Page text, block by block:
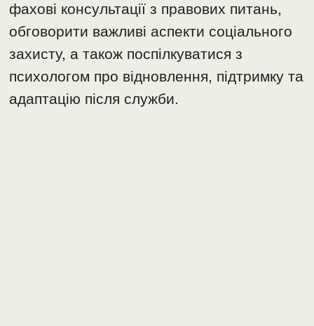
фахові консультації з правових питань,
обговорити важливі аспекти соціального
захисту, а також поспілкуватися з
психологом про відновлення, підтримку та
адаптацію після служби.